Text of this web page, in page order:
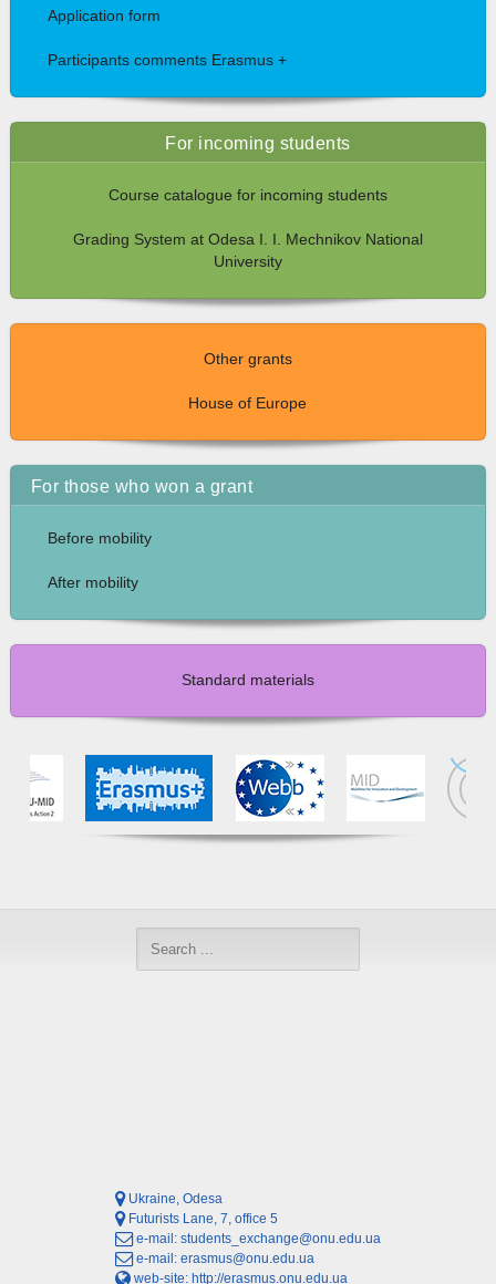
Application form
Participants comments Erasmus +
For incoming students
Course catalogue for incoming students
Grading System at Odesa I. I. Mechnikov National
University
Other grants
House of Europe
For those who won a grant
Before mobility
After mobility
Standard materials
Ukraine, Odesa
Futurists Lane, 7, office 5
e-mail: students_exchange@onu.edu.ua
e-mail: erasmus@onu.edu.ua
web-site: http://erasmus.onu.edu.ua